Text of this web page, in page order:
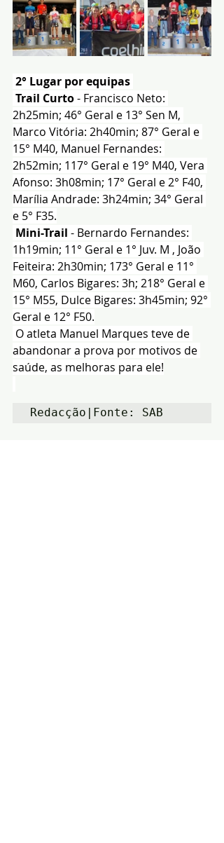
2° Lugar por equipas
Trail Curto - Francisco Neto:
2h25min; 46° Geral e 13° Sen M,
Marco Vitória: 2h40min; 87° Geral e
15° M40, Manuel Fernandes:
2h52min; 117° Geral e 19° M40, Vera
Afonso: 3h08min; 17° Geral e 2° F40,
Marília Andrade: 3h24min; 34° Geral
e 5° F35.
Mini-Trail - Bernardo Fernandes:
1h19min; 11° Geral e 1° Juv. M , João
Feiteira: 2h30min; 173° Geral e 11°
M60, Carlos Bigares: 3h; 218° Geral e
15° M55, Dulce Bigares: 3h45min; 92°
Geral e 12° F50.
O atleta Manuel Marques teve de
abandonar a prova por motivos de
saúde, as melhoras para ele!
Redacção|Fonte: SAB